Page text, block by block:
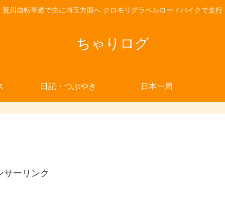
荒川自転車道で主に埼玉方面へ クロモリグラベルロードバイクで走行
ちゃりログ
日記・つぶやき 日本一周
サーリンク